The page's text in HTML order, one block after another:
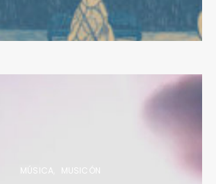
MÚSICA MUSICÓN